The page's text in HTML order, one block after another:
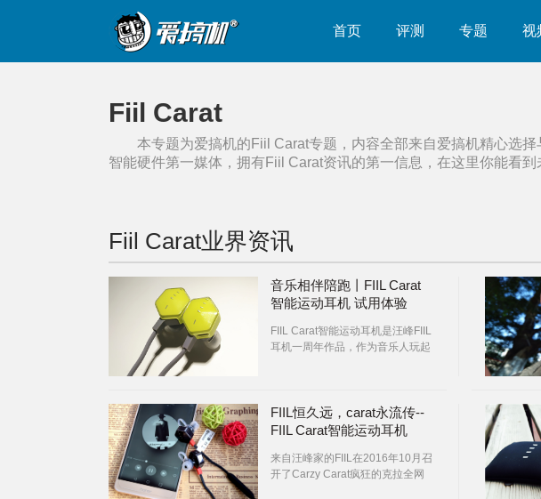
首页 评测 专题 视
Fiil Carat
本专题为爱搞机的 Fiil Carat专题，内容全部来自爱搞机精心选择
智能硬件第一媒体，拥有Fiil Carat资讯的第一信息，在这里你能看到
Fiil Carat业界资讯
音乐相伴陪跑丨FIIL Carat
智能运动耳机 试用体验
FIIL Carat智能运动耳机是汪峰FIIL
耳机一周年作品，作为音乐人玩起
FIIL恒久远，carat永流传--
FIIL Carat智能运动耳机
来自汪峰家的FIIL在2016年10月召
开了Carzy Carat疯狂的克拉全网